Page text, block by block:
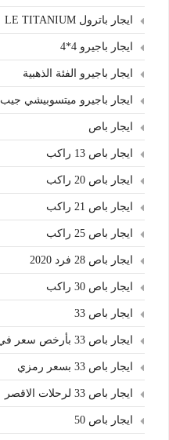
ايجار باترول LE TITANIUM
ايجار باجيرو 4*4
ايجار باجيرو الفئة الذهبية
ايجار باجيرو ميتسوبيشي جيب
ايجار باص
ايجار باص 13 راكب
ايجار باص 20 راكب
ايجار باص 21 راكب
ايجار باص 25 راكب
ايجار باص 28 فرد 2020
ايجار باص 30 راكب
ايجار باص 33
ايجار باص 33 بأرخص سعر في مصر
ايجار باص 33 بسعر رمزي
ايجار باص 33 لرحلات الاقصر
ايجار باص 50